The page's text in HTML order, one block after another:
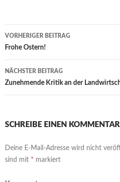
o
k
A g
Beitrags-
Navigation
VORHERIGER BEITRAG
Frohe Ostern!
NÄCHSTER BEITRAG
Zunehmende Kritik an der
SCHREIBE EINEN KOMMENTAR
Deine E-Mail-Adresse wird nicht
sind mit * markiert